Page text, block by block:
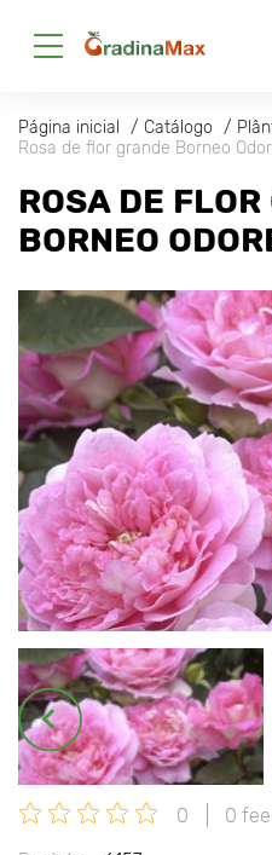
Página inicial Catálogo
Rosa de flor grande Borneo
ROSA DE
BORNEO
0 0